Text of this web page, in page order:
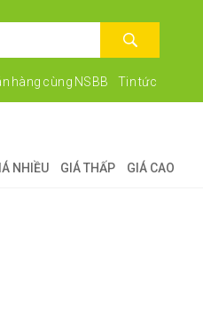
hàng cùng NSBB Tin tức
NHIỀU GIÁ THẤP GIÁ CAO